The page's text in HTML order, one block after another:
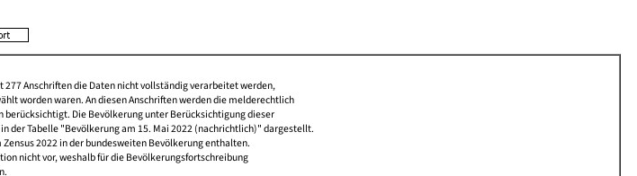
Anschriften die Daten nicht vollständig verarbeitet werden,
worden waren. An diesen Anschriften werden die melderechtlich
berücksichtigt. Die Bevölkerung unter Berücksichtigung dieser
der Tabelle "Bevölkerung am 15. Mai 2022 (nachrichtlich)" dargestellt.
2022 in der bundesweiten Bevölkerung enthalten.
nicht vor, weshalb für die Bevölkerungsfortschreibung